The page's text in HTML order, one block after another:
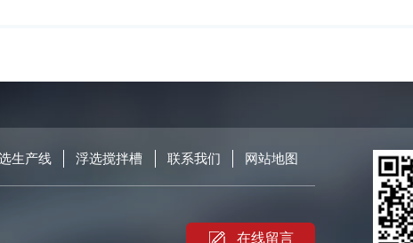
生产线 浮选搅拌槽 联系我们 网站地图
在线留言